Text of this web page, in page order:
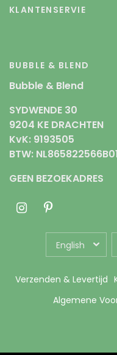
KLANTENSERVIE
BUBBLE & BLEND
Bubble & Blend
SYDWENDE 30
9204 KE DRACHTEN
KvK: 9193505
BTW:
GEEN BEZOEKADRES
UPDATE
COUNTRY/REGION
Verzenden & Levertijd
Algemene